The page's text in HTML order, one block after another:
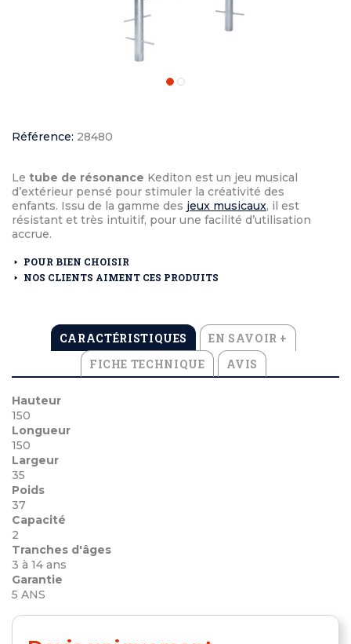
Référence: 28480
Le tube de résonance Kediton est un jeu musical
d’extérieur pensé pour stimuler la créativité des
enfants. Issu de la gamme des jeux musicaux, il est
résistant et très intuitif, pour une facilité d’utilisation
accrue.
POUR BIEN CHOISIR
NOS CLIENTS AIMENT CES PRODUITS
CARACTÉRISTIQUES
EN SAVOIR +
FICHE TECHNIQUE
AVIS
Hauteur
150
Longueur
150
Largeur
35
Poids
37
Capacité
2
Tranches d'âges
3 à 14 ans
Garantie
5 ANS